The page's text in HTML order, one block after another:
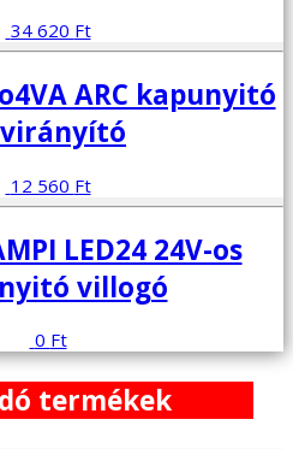
34 620 Ft
ARC kapunyitó
12 560 Ft
LED24 24V-os
villogó
0 Ft
termékek